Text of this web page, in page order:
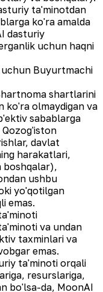
ta'minotdan
ko'ra amalda
dasturiy
uchun haqni
Buyurtmachi
shartlarini
ko'ra olmaydigan va
sabablarga
davlat
harakatlari,
boshqalar),
ushbu
yo'qotilgan
emas.
va undan
taxminlari va
emas.
ta'minoti orqali
resurslariga,
bo'lsa-da, MoonAI